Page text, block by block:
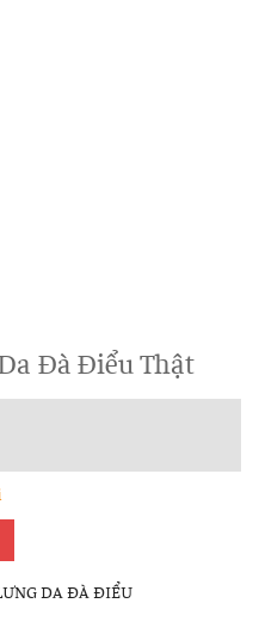
Đà Điểu Thật
DA ĐÀ ĐIỂU